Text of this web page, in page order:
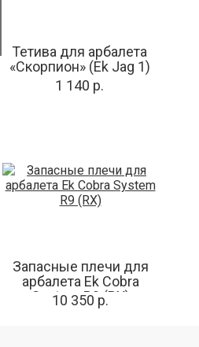
Тетива для арбалета
«Скорпион» (Ek Jag 1)
1 140 р.
Запасные плечи для
арбалета Ek Cobra
System R9 (RX)
10 350 р.